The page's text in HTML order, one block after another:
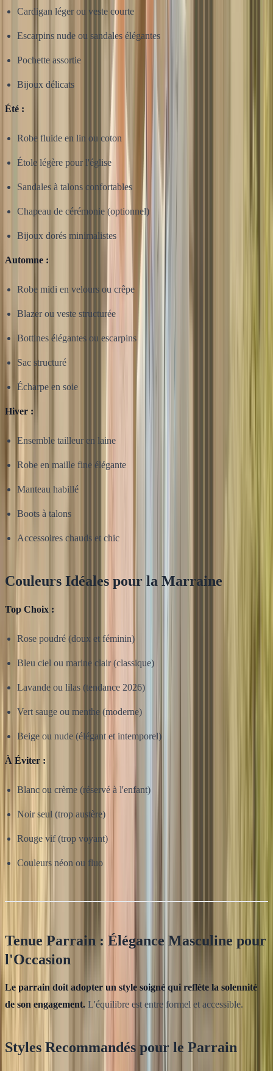
Cardigan léger ou veste courte
Escarpins nude ou sandales élégantes
Pochette assortie
Bijoux délicats
Été :
Robe fluide en lin ou coton
Étole légère pour l'église
Sandales à talons confortables
Chapeau de cérémonie (optionnel)
Bijoux dorés minimalistes
Automne :
Robe midi en velours ou crêpe
Blazer ou veste structurée
Bottines élégantes ou escarpins
Sac structuré
Écharpe en soie
Hiver :
Ensemble tailleur en laine
Robe en maille fine élégante
Manteau habillé
Boots à talons
Accessoires chauds et chic
Couleurs Idéales pour la Marraine
Top Choix :
Rose poudré (doux et féminin)
Bleu ciel ou marine clair (classique)
Lavande ou lilas (tendance 2026)
Vert sauge ou menthe (moderne)
Beige ou nude (élégant et intemporel)
À Éviter :
Blanc ou crème (réservé à l'enfant)
Noir seul (trop austère)
Rouge vif (trop voyant)
Couleurs néon ou fluo
Tenue Parrain : Élégance Masculine pour
l'Occasion
Le parrain doit adopter un style soigné qui reflète la solennité
de son engagement. L'équilibre est entre formel et accessible.
Styles Recommandés pour le Parrain